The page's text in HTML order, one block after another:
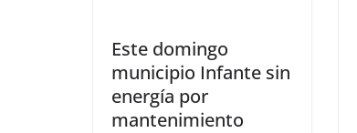
Este domingo
municipio Infante sin
energía por
mantenimiento